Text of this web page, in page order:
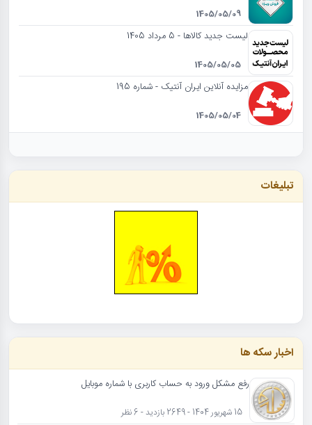
1405/05/09
لیست جدید کالاها - 5 مرداد 1405
1405/05/05
مزایده آنلاین ایران آنتیک - شماره 195
1405/05/04
تبلیغات
اخبار سکه ها
رفع مشکل ورود به حساب کاربری با شماره موبایل
15 شهریور 1404 - 2649 بازدید - 6 نظر